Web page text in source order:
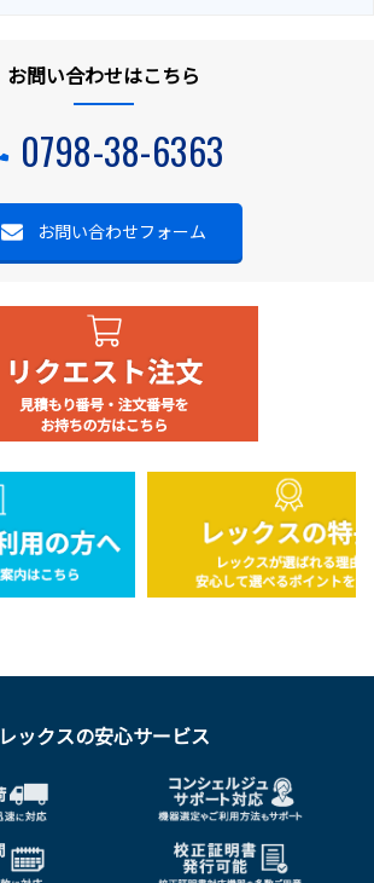
お問い合わせはこちら
0798-38-6363
お問い合わせフォーム
レックスの安心サービス